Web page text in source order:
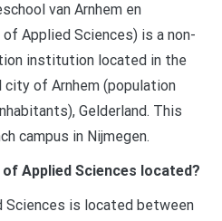
van Arnhem en
Applied Sciences) is a non-
institution located in the
of Arnhem (population
Gelderland. This
campus in Nijmegen.
Applied Sciences located?
Sciences is located between